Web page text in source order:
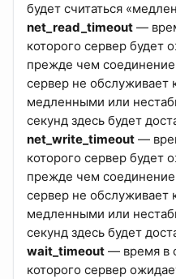
будет считаться
net_read_timeout —
которого сервер будет
прежде чем
сервер не обслуживает
медленными или
секунд здесь будет
net_write_timeout —
которого сервер будет
прежде чем
сервер не обслуживает
медленными или
секунд здесь будет
wait_timeout — время в
которого сервер